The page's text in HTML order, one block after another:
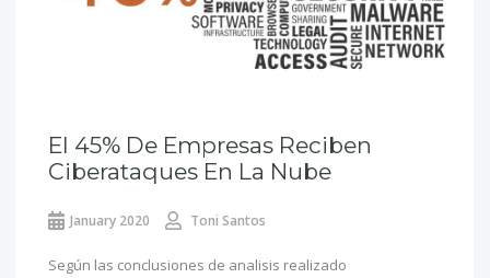
El 45% De Empresas Reciben
Ciberataques En La Nube
January 2020 Toni Santos
Según las conclusiones de analisis realizado